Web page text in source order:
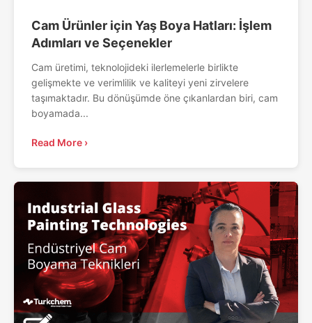
Cam Ürünler için Yaş Boya Hatları: İşlem
Adımları ve Seçenekler
Cam üretimi, teknolojideki ilerlemelerle birlikte
gelişmekte ve verimlilik ve kaliteyi yeni zirvelere
taşımaktadır. Bu dönüşümde öne çıkanlardan biri, cam
boyamada...
Read More ›